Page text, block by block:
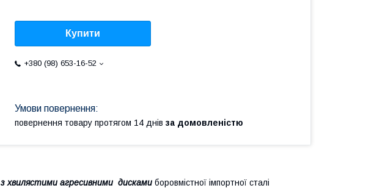
Купити
+380 (98) 653-16-52
повернення товару протягом 14 днів за домовленістю
з хвилястими агресивними дисками боровмістної імпортної сталі